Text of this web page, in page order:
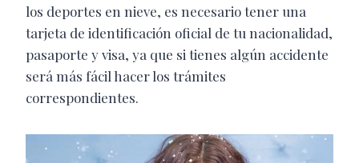
los deportes en nieve, es necesario tener una
tarjeta de identificación oficial de tu nacionalidad,
pasaporte y visa, ya que si tienes algún accidente
será más fácil hacer los trámites
correspondientes.